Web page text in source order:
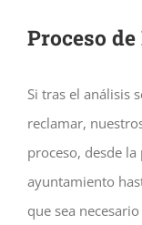
Proceso
Si tras el análisis
reclamar,
proceso, desde
ayuntamiento
que sea